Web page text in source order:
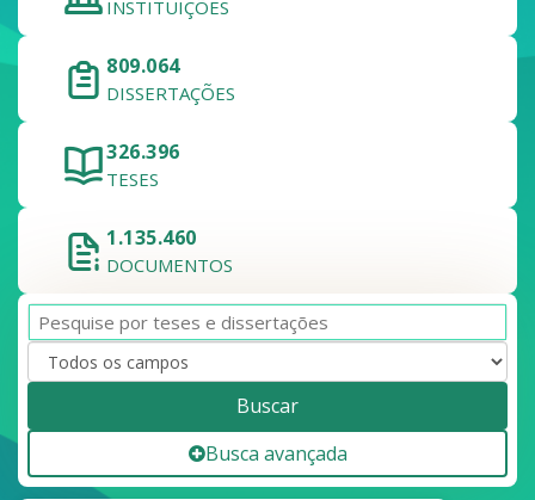
INSTITUIÇÕES
809.064
DISSERTAÇÕES
326.396
TESES
1.135.460
DOCUMENTOS
Buscar
Busca avançada